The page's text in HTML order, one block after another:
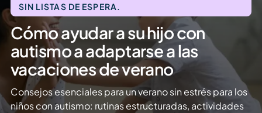
SIN LISTAS DE ESPERA.
Cómo ayudar a su hijo con
autismo a adaptarse a las
vacaciones de verano
Consejos esenciales para un verano sin estrés para los
niños con autismo: rutinas estructuradas, actividades